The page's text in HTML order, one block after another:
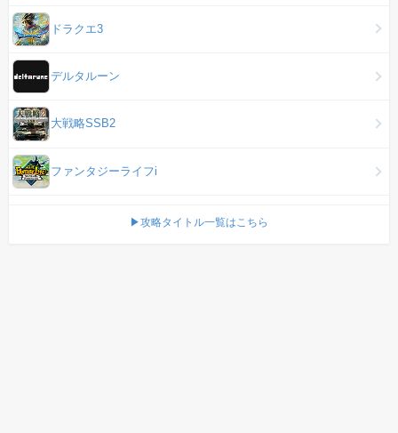
ドラクエ3
デルタルーン
大戦略SSB2
ファンタジーライフi
▶攻略タイトル一覧はこちら